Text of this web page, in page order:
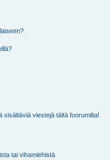
viestejä tältä foorumilta!
tai vihamiehistä